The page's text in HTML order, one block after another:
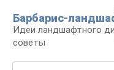
контенту
Барбарис-
Идеи ландшафтного
советы